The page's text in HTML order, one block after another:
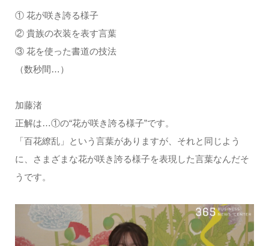
① 花が咲き誇る様子
② 貴族の衣装を表す言葉
③ 花を使った書道の技法
（数秒間…）
加藤渚
正解は…①の“花が咲き誇る様子”です。
「百花繚乱」という言葉がありますが、それと同じよう
に、さまざまな花が咲き誇る様子を表現した言葉なんだそ
うです。